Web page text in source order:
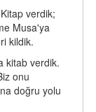
verdik;
Musa'ya
kildik.
kitab verdik.
onu
doğru yolu